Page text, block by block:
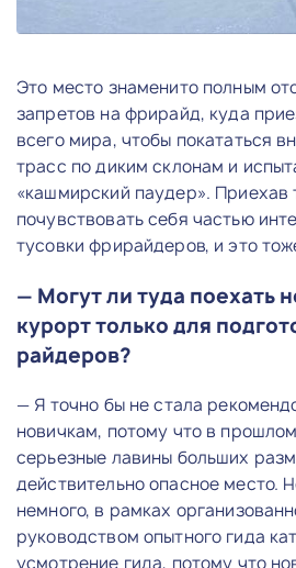
Это место знаменито полным
запретов на фрирайд, куда
всего мира, чтобы покататься
трасс по диким склонам и
«кашмирский паудер». Приехав
почувствовать себя частью
тусовки фрирайдеров, и это
— Могут ли туда поехать
курорт только для
райдеров?
— Я точно бы не стала
новичкам, потому что в
серьезные лавины больших
действительно опасное место.
немного, в рамках
руководством опытного гида
усмотрение гида, потому что